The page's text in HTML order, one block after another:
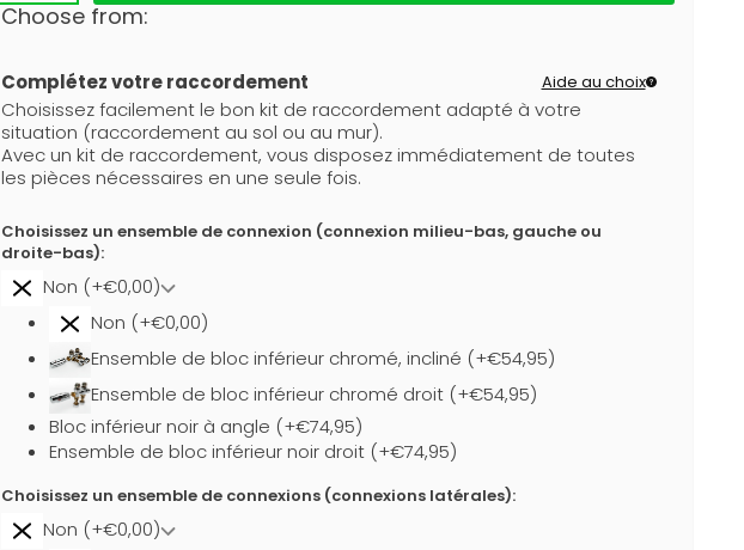
Choose from:
Complétez votre raccordement Aide au choix
Choisissez facilement le bon kit de raccordement adapté à votre
situation (raccordement au sol ou au mur).
Avec un kit de raccordement, vous disposez immédiatement de toutes
les pièces nécessaires en une seule fois.
Choisissez un ensemble de connexion (connexion milieu-bas, gauche ou
droite-bas):
Non (+€0,00)
Non (+€0,00)
Ensemble de bloc inférieur chromé, incliné (+€54,95)
Ensemble de bloc inférieur chromé droit (+€54,95)
Bloc inférieur noir à angle (+€74,95)
Ensemble de bloc inférieur noir droit (+€74,95)
Choisissez un ensemble de connexions (connexions latérales):
Non (+€0,00)